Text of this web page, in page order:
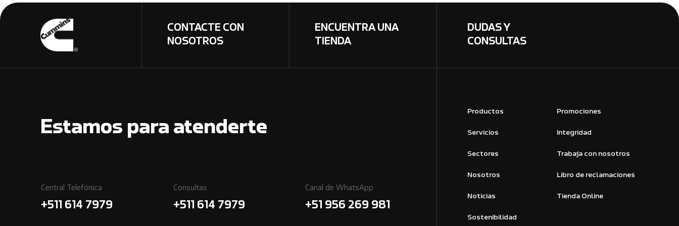
CONTACTE CON
NOSOTROS
ENCUENTRA UNA
TIENDA
DUDAS Y
CONSULTAS
Estamos para atenderte
Central Telefónica
+511 614 7979
Consultas
+511 614 7979
Canal de WhatsApp
+51 956 269 981
Productos
Servicios
Sectores
Nosotros
Noticias
Sostenibilidad
Promociones
Integridad
Trabaja con nosotros
Libro de reclamaciones
Tienda Online